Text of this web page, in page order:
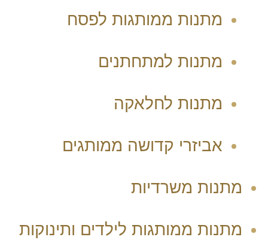
מתנות ממותגות לפסח
מתנות למתחתנים
מתנות לחלאקה
אביזרי קדושה ממותגים
מתנות משרדיות
מתנות ממותגות לילדים ותינוקות